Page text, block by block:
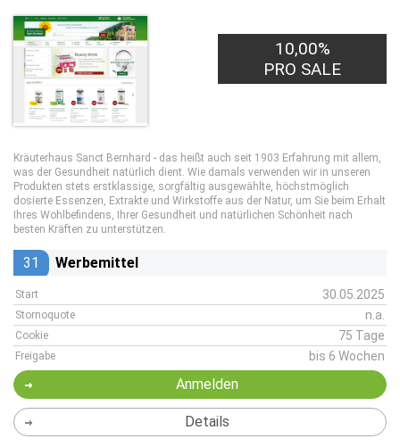
10,00%
PRO SALE
Kräuterhaus Sanct Bernhard - das heißt auch seit 1903 Erfahrung mit allem,
was der Gesundheit natürlich dient. Wie damals verwenden wir in unseren
Produkten stets erstklassige, sorgfältig ausgewählte, höchstmöglich
dosierte Essenzen, Extrakte und Wirkstoffe aus der Natur, um Sie beim Erhalt
Ihres Wohlbefindens, Ihrer Gesundheit und natürlichen Schönheit nach
besten Kräften zu unterstützen.
31 Werbemittel
Start 30.05.2025
Stornoquote n.a.
Cookie 75 Tage
Freigabe bis 6 Wochen
Anmelden
Details